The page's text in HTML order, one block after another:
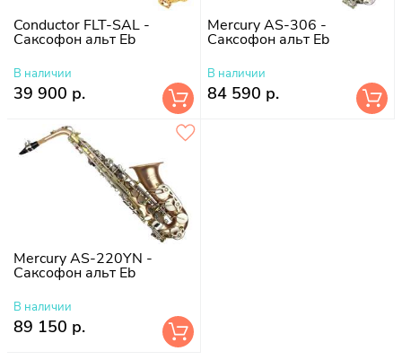
Conductor FLT-SAL -
Саксофон альт Eb
В наличии
39 900 р.
Mercury AS-306 -
Саксофон альт Eb
В наличии
84 590 р.
Mercury AS-220YN -
Саксофон альт Eb
В наличии
89 150 р.